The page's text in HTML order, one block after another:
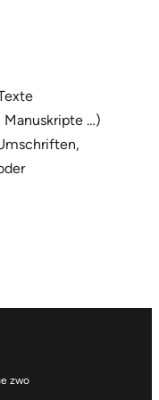
Manuskripte …)
zwo